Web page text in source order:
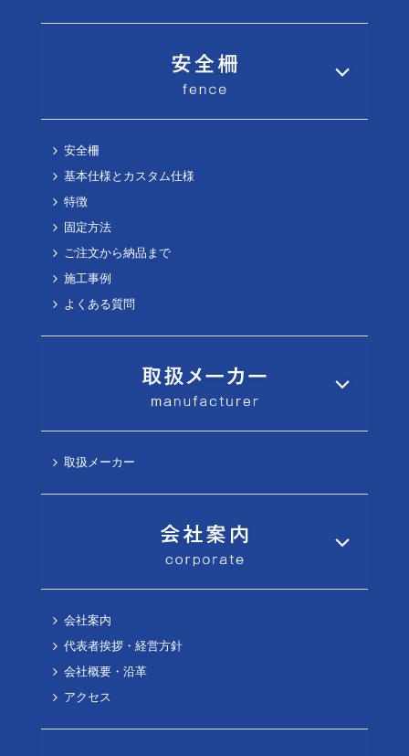
安全柵
基本仕様とカスタム仕様
特徴
固定方法
ご注文から納品まで
施工事例
よくある質問
取扱メーカー
会社案内
代表者挨拶・経営方針
会社概要・沿革
アクセス